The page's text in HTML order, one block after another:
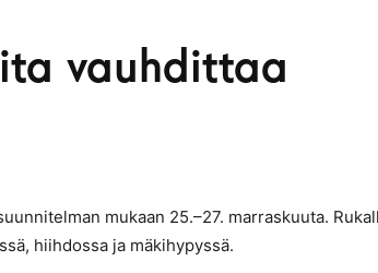
vauhdittaa
mukaan 25.–27. marraskuuta.
hiihdossa ja mäkihypyssä.